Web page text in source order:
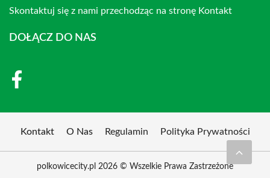
Skontaktuj się z nami przechodząc na stronę Kontakt
DOŁĄCZ DO NAS
Kontakt O Nas Regulamin Polityka Prywatności
polkowicecity.pl 2026 © Wszelkie Prawa Zastrzeżone